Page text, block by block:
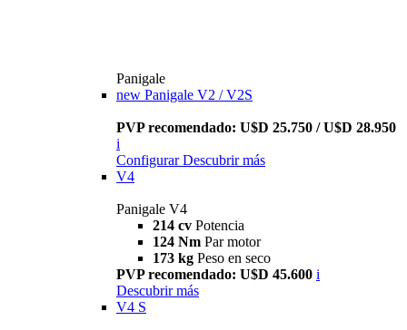
Panigale
new Panigale V2 / V2S
PVP recomendado: U$D 25.750 / U$D 28.950
i
Configurar Descubrir más
V4
Panigale V4
214 cv Potencia
124 Nm Par motor
173 kg Peso en seco
PVP recomendado: U$D 45.600 i
Descubrir más
V4 S